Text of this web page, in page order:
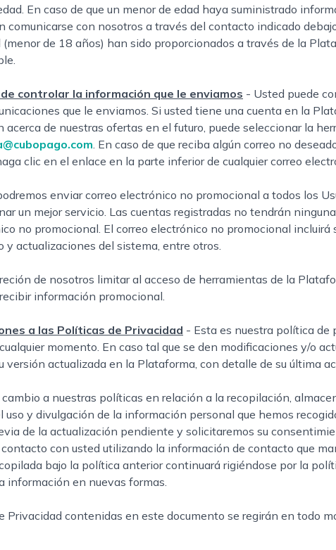
En caso de que un menor de edad haya suministrado
comunicarse con nosotros a través del contacto indicado
(menor de 18 años) han sido proporcionados a través de la
controlar la información que le enviamos - Usted puede
que le enviamos. Si usted tiene una cuenta en la
acerca de nuestras ofertas en el futuro, puede seleccionar la
. En caso de que reciba algún correo no
clic en el enlace en la parte inferior de cualquier correo
enviar correo electrónico no promocional a todos los
un mejor servicio. Las cuentas registradas no tendrán
no promocional. El correo electrónico no promocional
y actualizaciones del sistema, entre otros.
de nosotros limitar al acceso de herramientas de la
información promocional.
a las Políticas de Privacidad - Esta es nuestra política de
momento. En caso tal que se den modificaciones y/o
versión actualizada en la Plataforma, con detalle de su última
a nuestras políticas en relación a la recopilación,
uso y divulgación de la información personal que hemos
de la actualización pendiente y solicitaremos su
con usted utilizando la información de contacto que
bajo la política anterior continuará rigiéndose por la
información en nuevas formas.
Privacidad contenidas en este documento se regirán en todo